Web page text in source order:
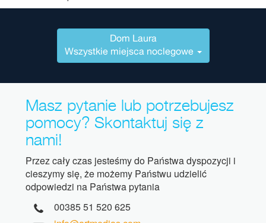
Dom Laura
Wszystkie miejsca noclegowe
Masz pytanie lub potrzebujesz
pomocy? Skontaktuj się z
nami!
Przez cały czas jesteśmy do Państwa dyspozycji i
cieszymy się, że możemy Państwu udzielić
odpowiedzi na Państwa pytania
00385 51 520 625